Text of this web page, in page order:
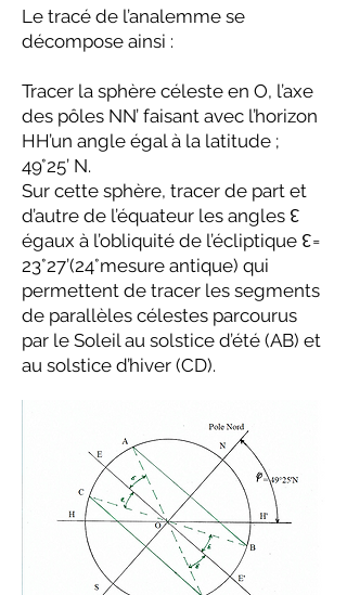
Le tracé de l’analemme se
décompose ainsi :
Tracer la sphère céleste en O, l’axe
des pôles NN’ faisant avec l’horizon
HH’un angle égal à la latitude ;
49°25’ N.
Sur cette sphère, tracer de part et
d’autre de l’équateur les angles ↋
égaux à l’obliquité de l’écliptique ↋=
23°27’(24°mesure antique) qui
permettent de tracer les segments
de parallèles célestes parcourus
par le Soleil au solstice d’été (AB) et
au solstice d’hiver (CD).